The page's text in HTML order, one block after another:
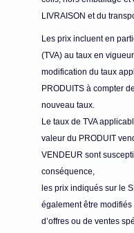
LIVRAISON et du
Les prix incluent en
(TVA) au taux en
modification du taux
PRODUITS à compter
nouveau taux.
Le taux de TVA
valeur du PRODUIT
VENDEUR sont
conséquence,
les prix indiqués sur le
également être modifiés
d’offres ou de ventes